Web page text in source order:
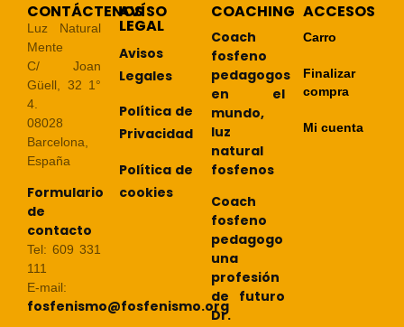
CONTÁCTENOS
Luz Natural
Mente
C/ Joan
Güell, 32 1°
4.
08028
Barcelona,
España
Formulario
de
contacto
Tel: 609 331
111
E-mail:
fosfenismo@fosfenismo.org
AVÍSO
LEGAL
Avisos
Legales
Política de
Privacidad
Política de
cookies
COACHING
Coach
fosfeno
pedagogos
en el
mundo,
luz
natural
fosfenos
Coach
fosfeno
pedagogo
una
profesión
de futuro
Dr.
ACCESOS
Carro
Finalizar
compra
Mi cuenta